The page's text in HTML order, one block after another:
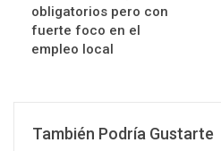
obligatorios pero con
fuerte foco en el
empleo local
También Podría Gustarte